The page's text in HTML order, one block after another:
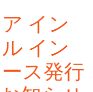
イン
イン
ス発行